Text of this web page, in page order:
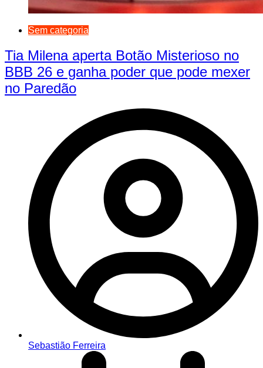
Sem categoria
Tia Milena aperta Botão Misterioso no
BBB 26 e ganha poder que pode mexer
no Paredão
Sebastião Ferreira